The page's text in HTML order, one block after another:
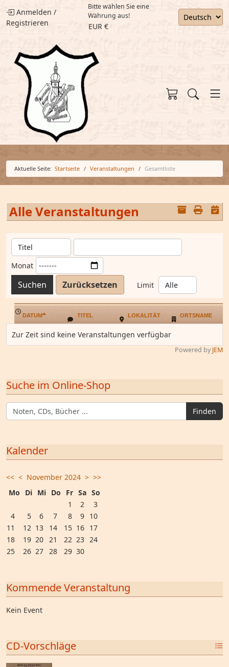
Anmelden /
Registrieren
Bitte wählen Sie eine
Währung aus!
EUR €
Aktuelle Seite: Startseite Veranstaltungen Gesamtliste
Alle Veranstaltungen
Monat
Suchen Zurücksetzen Limit
DATUM TITEL LOKALITÄT ORTSNAME
Zur Zeit sind keine Veranstaltungen verfügbar
Powered byJEM
Suche im Online-Shop
Finden
Kalender
<< < November 2024 > >>
Mo
Di Mi Do Fr Sa So
1
2
3
4
5 6 7 8 9 10
11
12 13 14 15 16 17
18
19 20 21 22 23 24
25
26 27 28 29 30
Kommende Veranstaltung
Kein Event
CD-Vorschläge